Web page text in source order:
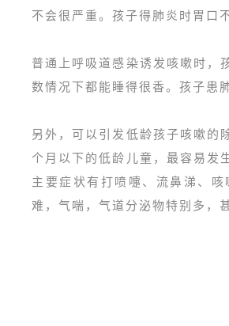
不会很严重。孩子得肺炎时胃口
普通上呼吸道感染诱发咳嗽时，
数情况下都能睡得很香。孩子患
另外，可以引发低龄孩子咳嗽的
个月以下的低龄儿童，最容易发
主要症状有打喷嚏、流鼻涕、
难，气喘，气道分泌物特别多，